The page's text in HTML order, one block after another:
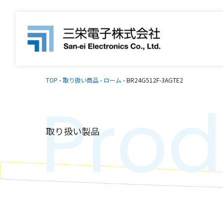
TOP -取り扱い商品- ローム -BR24G512F-3AGTE2
取り扱い製品